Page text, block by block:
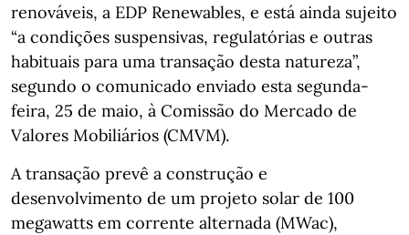
renováveis, a EDP Renewables, e está ainda sujeito
“a condições suspensivas, regulatórias e outras
habituais para uma transação desta natureza”,
segundo o comunicado enviado esta segunda-
feira, 25 de maio, à Comissão do Mercado de
Valores Mobiliários (CMVM).
A transação prevê a construção e
desenvolvimento de um projeto solar de 100
megawatts em corrente alternada (MWac),